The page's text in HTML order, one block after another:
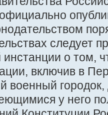
следует
о том,
включив в
военный
у него